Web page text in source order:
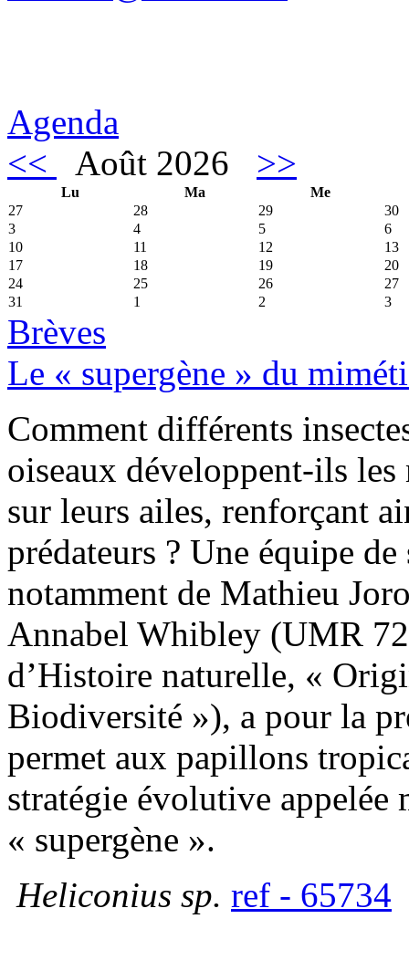
Agenda
<<
Août 2026 >>
Lu Ma
Me
27
28 29
30
3
4 5
6
10
11 12
13
17
18 19
20
24
25 26
27
31
1 2 3
Brèves
Le « supergène » du
Comment différents
oiseaux développent-ils les
sur leurs ailes, renforçant
prédateurs ? Une équipe
notamment de Mathieu
Annabel Whibley (UMR
d’Histoire naturelle, «
Biodiversité »), a pour la
permet aux papillons
stratégie évolutive
« supergène ».
Heliconius sp. ref - 65734